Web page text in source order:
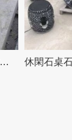
大理石花崗巖雕刻長形靠背石凳